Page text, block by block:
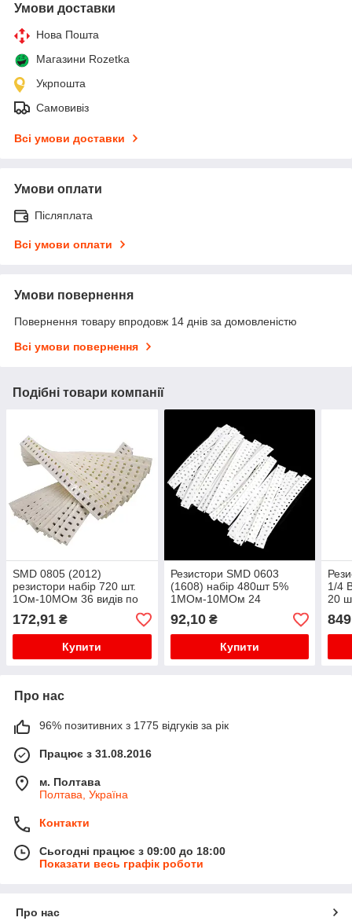
Умови доставки
Нова Пошта
Магазини Rozetka
Укрпошта
Самовивіз
Всі умови доставки
Умови оплати
Післяплата
Всі умови оплати
Умови повернення
Повернення товару впродовж 14 днів за домовленістю
Всі умови повернення
Подібні товари компанії
SMD 0805 (2012)
резистори набір 720 шт.
1Ом-10МОм 36 видів по
20 штук
172,91 ₴
Купити
Резистори SMD 0603
(1608) набір 480шт 5%
1МОм-10МОм 24
номіналу по 20 штук
92,10₴
Купити
1/4
20
Про нас
96% позитивних з 1775 відгуків за рік
Працює з 31.08.2016
м. Полтава
Полтава, Україна
Контакти
Сьогодні працює з 09:00 до 18:00
Показати весь графік роботи
Про нас